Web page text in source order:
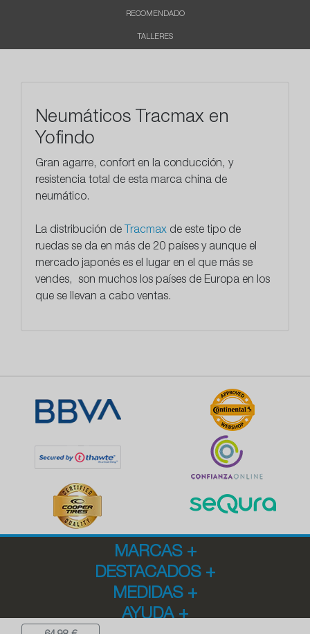
RECOMENDADO
TALLERES
Neumáticos Tracmax en
Yofindo
Gran agarre, confort en la conducción, y
resistencia total de esta marca china de
neumático.
La distribución de Tracmax de este tipo de
ruedas se da en más de 20 países y aunque el
mercado japonés es el lugar en el que más se
vendes, son muchos los países de Europa en los
que se llevan a cabo ventas.
MARCAS +
DESTACADOS +
MEDIDAS +
AYUDA+